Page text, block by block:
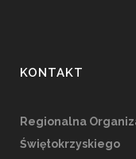
KONTAKT
Regionalna
Świętokrzyskiego